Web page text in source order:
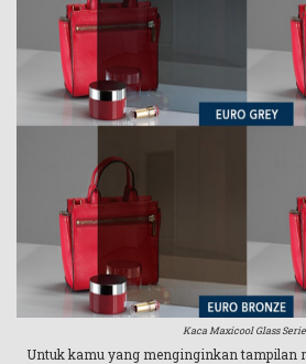
Kaca Maxicool Glass
Untuk kamu yang menginginkan tampilan